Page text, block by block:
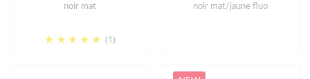
noir mat
(1)
noir mat/jaune fluo